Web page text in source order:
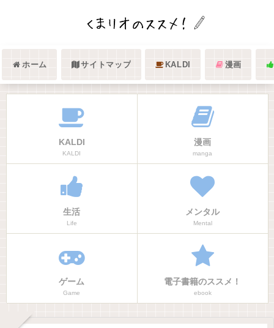
ホーム サイトマップ KALDI 漫画
KALDI
KALDI
漫画
manga
生活
Life
メンタル
Mental
ゲーム
Game
電子書籍のススメ！
ebook